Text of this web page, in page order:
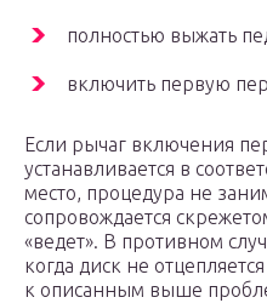
полностью выжать
включить первую
Если рычаг включения
устанавливается в
место, процедура не
сопровождается
«ведет». В противном
когда диск не
к описанным выше